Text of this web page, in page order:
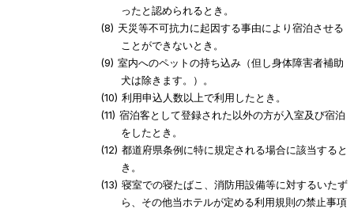
ったと認められるとき。
天災等不可抗力に起因する事由により宿泊させる
ことができないとき。
室内へのペットの持ち込み（但し身体障害者補助
犬は除きます。）。
利用申込人数以上で利用したとき。
宿泊客として登録された以外の方が入室及び宿泊
をしたとき。
都道府県条例に特に規定される場合に該当すると
き。
寝室での寝たばこ、消防用設備等に対するいたず
ら、その他当ホテルが定める利用規則の禁止事項